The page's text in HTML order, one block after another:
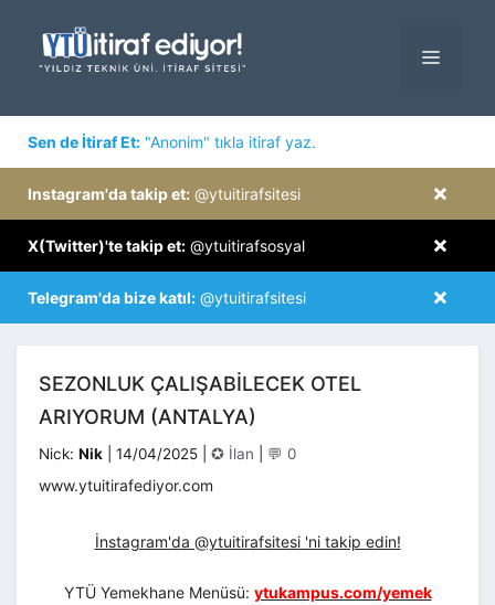
MENÜ
Sen de İtiraf Et: "Anonim" tıkla itiraf yaz.
×
Instagram'da takip et: @ytuitirafsitesi
×
X(Twitter)'te takip et: @ytuitirafsosyal
×
Telegram'da bize katıl: @ytuitirafsitesi
SEZONLUK ÇALIŞABILECEK OTEL
ARIYORUM (ANTALYA)
Nick: Nik 14/04/2025 Kategoriler
✪ İlan 💬 0
www.ytuitirafediyor.com
İnstagram'da @ytuitirafsitesi 'ni takip edin!
YTÜ Yemekhane Menüsü: ytukampus.com/yemek